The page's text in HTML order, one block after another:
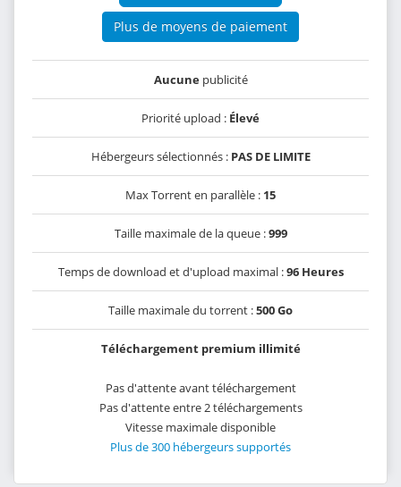
Plus de moyens de paiement
Aucunepublicité
Priorité upload : Élevé
Hébergeurs sélectionnés : PAS DE LIMITE
Max Torrent en parallèle : 15
Taille maximale de la queue :999
Temps de download et d'upload maximal :96 Heures
Taille maximale du torrent :500 Go
Téléchargement premium illimité
Pas d'attente avant téléchargement
Pas d'attente entre 2 téléchargements
Vitesse maximale disponible
Plus de 300 hébergeurs supportés